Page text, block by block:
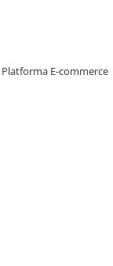
Platforma E-commerce